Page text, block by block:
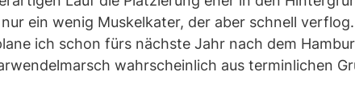
ein wenig Muskelkater, der aber schnell
ich schon fürs nächste Jahr nach dem
wahrscheinlich aus terminlichen